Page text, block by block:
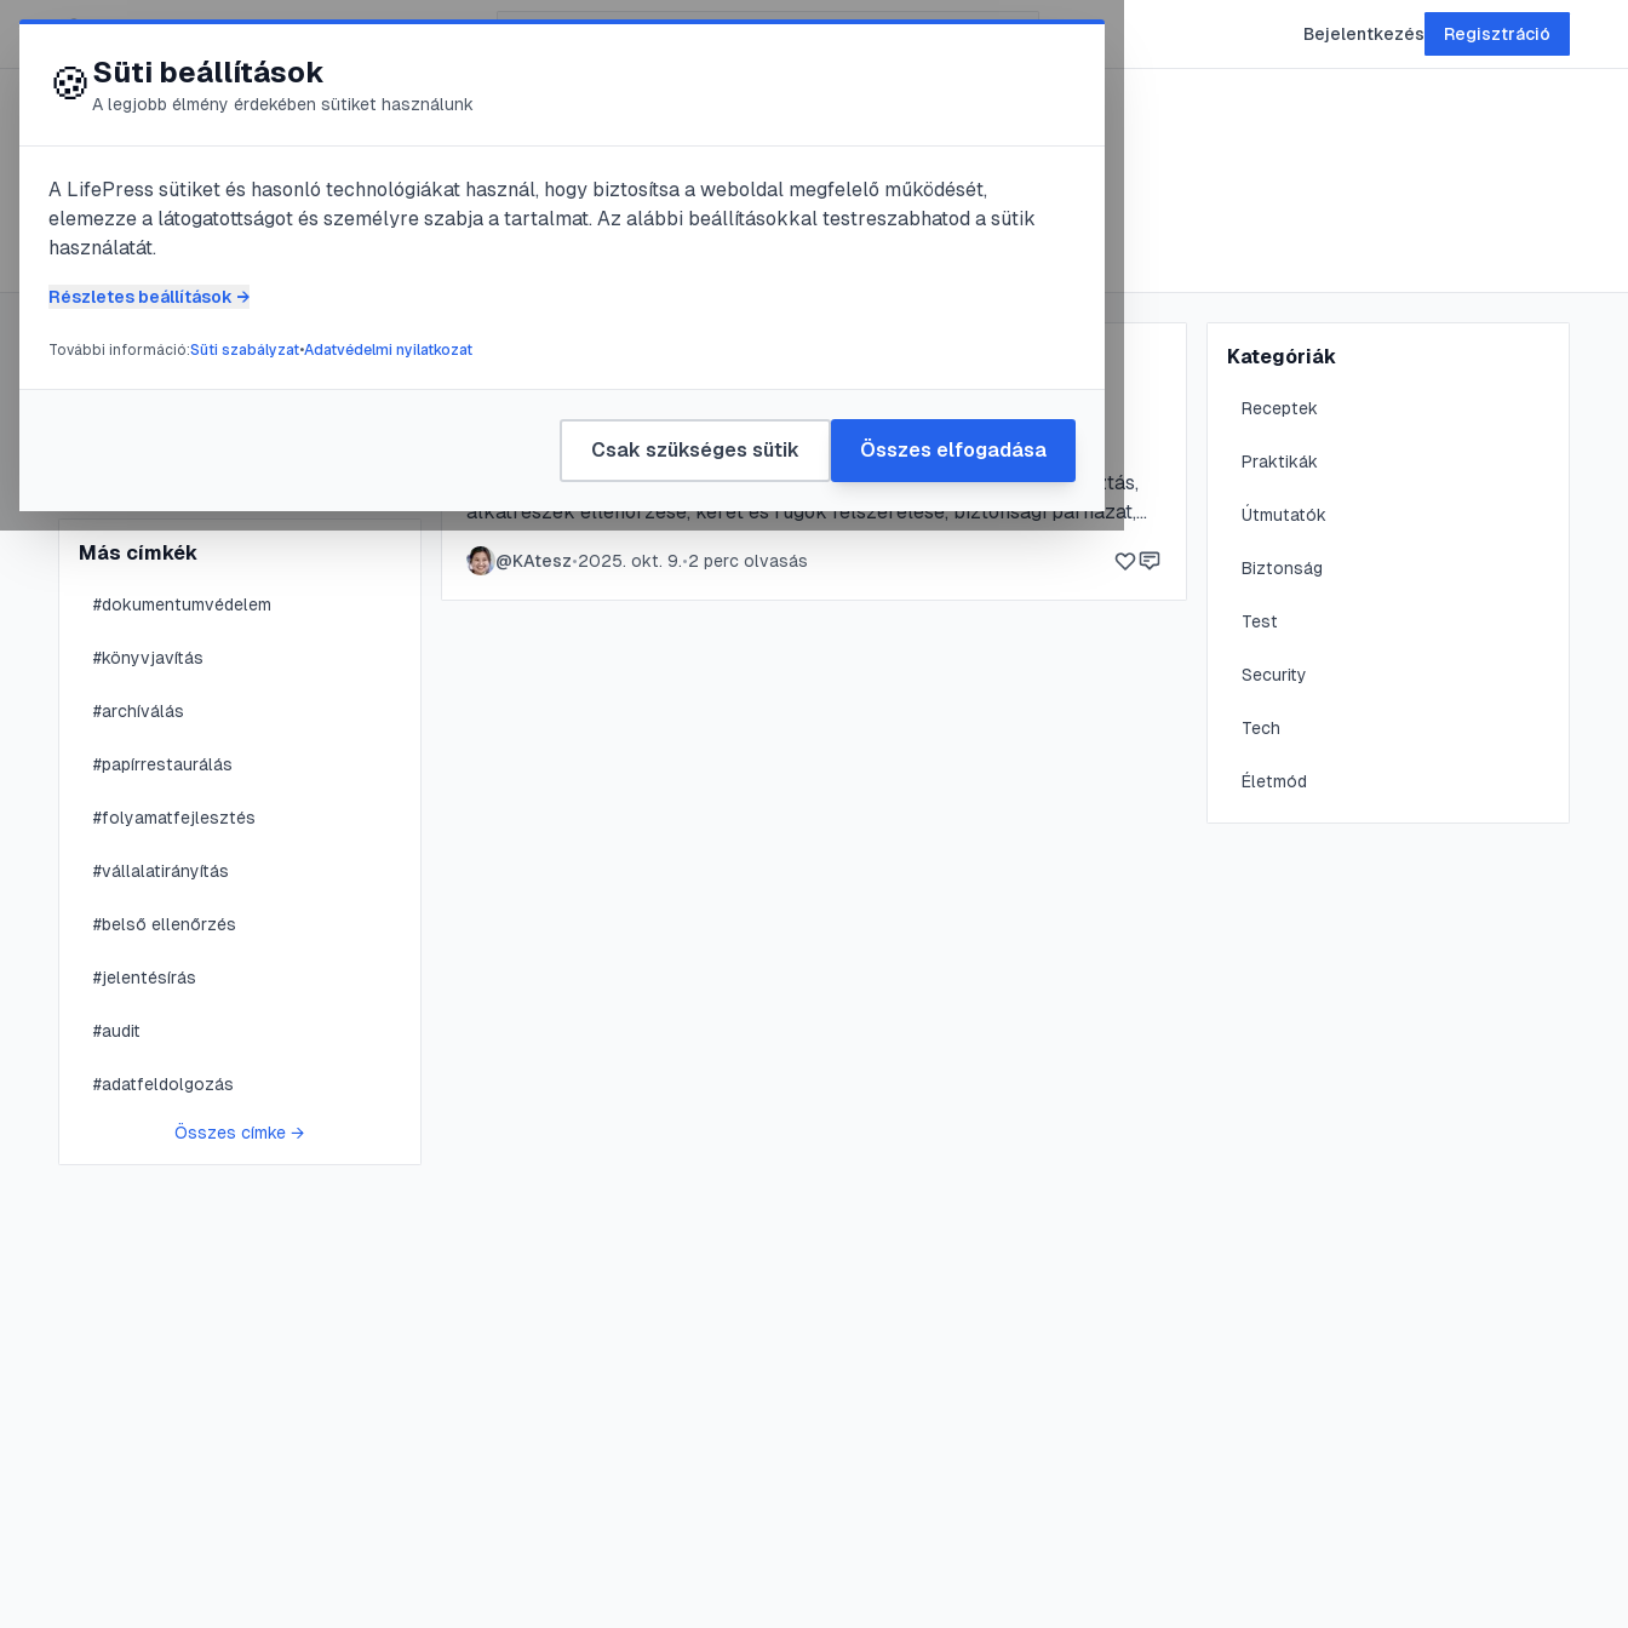
😍 LifePress Bejelentkezés Regisztráció
🏷️#trambulin
1cikk található ezzel a címkével
Címke információ
Más címkék
#dokumentumvédelem
#könyvjavítás
#archíválás
#papírrestaurálás
#folyamatfejlesztés
#vállalatirányítás
#belső ellenőrzés
#jelentésírás
#audit
#adatfeldolgozás
Összes címke →
#
biztonságos és stabil szerelés
Részletes, gyakorlati útmutató trambulin telepítéséhez: helyszínválasztás,
alkatrészek ellenőrzése, keret és rugók felszerelése, biztonsági párnázat,
rögzítés és karbantartás. Tartalmaz konkrét lépéseket, tippeket és gyakori
hibák megoldásait.
@KAtesz•2025. okt. 9.•2 perc olvasás
Kategóriák
Receptek
Praktikák
Útmutatók
Biztonság
Test
Security
Tech
Életmód
🍪Süti beállítások
A legjobb élmény érdekében sütiket használunk
A LifePress sütiket és hasonló technológiákat használ, hogy biztosítsa a weboldal megfelelő működését,
elemezze a látogatottságot és személyre szabja a tartalmat. Az alábbi beállításokkal testreszabhatod a sütik
használatát.
Részletes beállítások →
További információ:Süti szabályzat•Adatvédelmi nyilatkozat
Csak szükséges sütik Összes elfogadása